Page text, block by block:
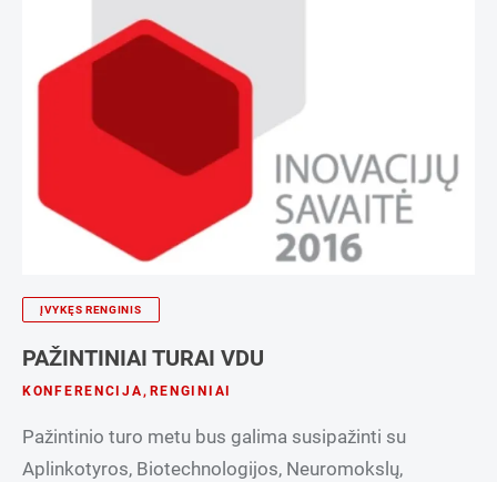
ĮVYKĘS RENGINIS
PAŽINTINIAI TURAI VDU
KONFERENCIJA , RENGINIAI
Pažintinio turo metu bus galima susipažinti su
Aplinkotyros, Biotechnologijos, Neuromokslų,